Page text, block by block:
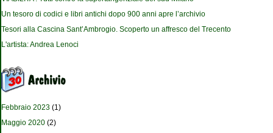
Un tesoro di codici e libri antichi dopo 900 anni apre l’archivio
Tesori alla Cascina Sant’Ambrogio. Scoperto un affresco del Trecento
L'artista: Andrea Lenoci
Febbraio 2023 (1)
Maggio 2020 (2)